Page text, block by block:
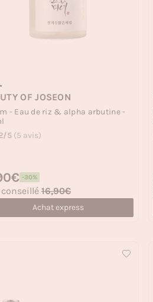
OF JOSEON
- Eau de riz & alpha arbutine -
5 (5 avis)
-30%
habituel
16,90€
Achat express